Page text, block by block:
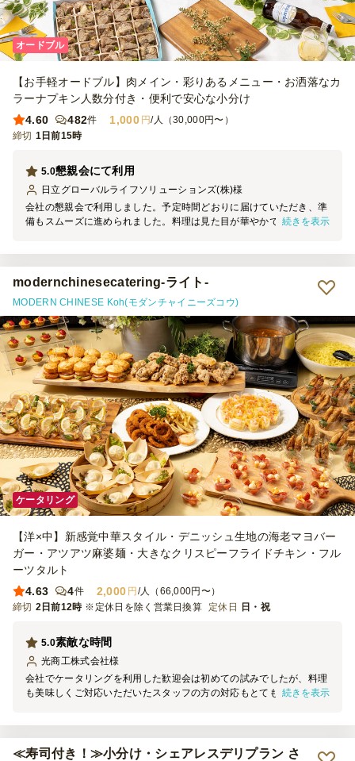
オードブル
【お手軽オードブル】肉メイン・彩りあるメニュー・お洒落なカ
ラーナプキン人数分付き・便利で安心な小分け
4.60
482件 1,000 円/人（30,000円〜）
締切 1日前15時
懇親会にて利用
5.0
日立グローバルライフソリューションズ(株)様
会社の懇親会で利用しました。予定時間どおりに届けていただき、準
備もスムーズに進められました。料理は見た目が華やかで、どれも美
続きを表示
modernchinesecatering-ライト-
MODERN CHINESE Koh(モダンチャイニーズコウ)
ケータリング
【洋×中】新感覚中華スタイル・デニッシュ生地の海老マヨバー
ガー・アツアツ麻婆麺・大きなクリスピーフライドチキン・フル
ーツタルト
4.63
4件 2,000 円 /人（66,000円〜）
締切 2日前12時 ※定休日を除く営業日換算 定休日 日・祝
素敵な時間
5.0
光商工株式会社様
会社でケータリングを利用した歓迎会は初めての試みでしたが、料理
も美味しくご対応いただいたスタッフの方の対応もとても良く、社員
ください！
続きを表示
≪寿司付き！≫小分け・シェアレスデリプラン さ